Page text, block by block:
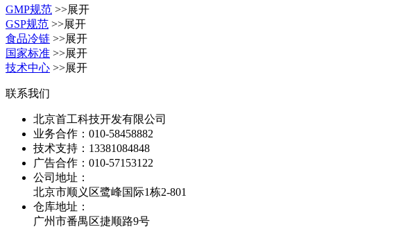
GMP规范 >>展开
GSP规范 >>展开
食品冷链 >>展开
国家标准 >>展开
技术中心 >>展开
联系我们
北京首工科技开发有限公司
业务合作： 010-58458882
技术支持： 13381084848
广告合作： 010-57153122
公司地址：
北京市顺义区鹭峰国际1栋2-801
仓库地址：
广州市番禺区捷顺路9号